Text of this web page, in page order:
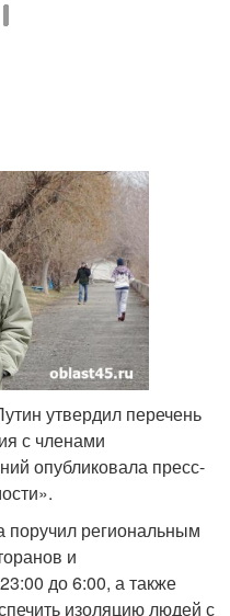
утвердил перечень
с членами
опубликовала пресс-
поручил региональным
и
до 6:00, а также
изоляцию людей с